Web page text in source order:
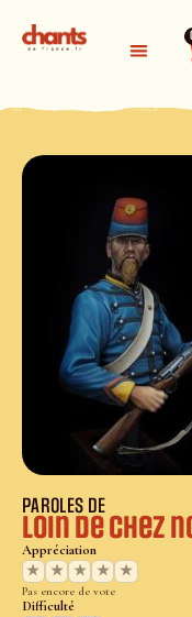
PAROLES DE
Loin de chez
Appréciation
★
★ ★ ★ ★
Pas encore de vote
Difficulté